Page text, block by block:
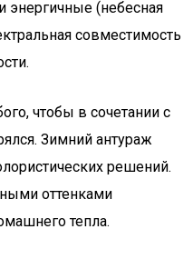
энергичные (небесная
совместимость
чтобы в сочетании с
Зимний антураж
решений.
оттенками
тепла.